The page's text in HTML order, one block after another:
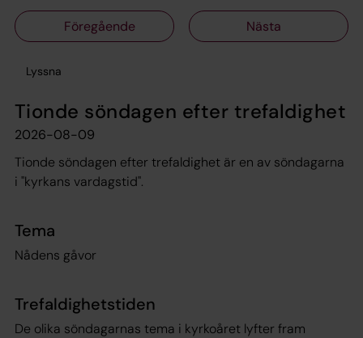
Lyssna
Föregående Nästa
Tionde söndagen efter trefaldighet
2026-08-09
Tionde söndagen efter trefaldighet är en av söndagarna
i "kyrkans vardagstid".
Tema
Nådens gåvor
Trefaldighetstiden
De olika söndagarnas tema i kyrkoåret lyfter fram